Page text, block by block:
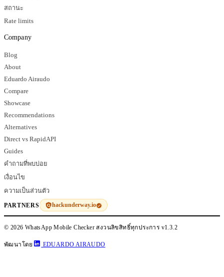
สถานะ
Rate limits
Company
Blog
About
Eduardo Airaudo
Compare
Showcase
Recommendations
Alternatives
Direct vs RapidAPI
Guides
คำถามที่พบบ่อย
เงื่อนไข
ความเป็นส่วนตัว
PARTNERS hackunderway.io
© 2026 WhatsApp Mobile Checker สงวนลิขสิทธิ์ทุกประการ v1.3.2
พัฒนาโดย EDUARDO AIRAUDO